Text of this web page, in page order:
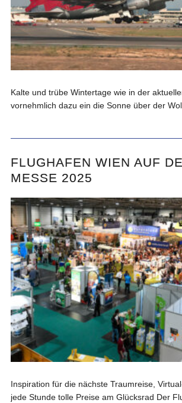
Kalte und trübe Wintertage wie in der
vornehmlich dazu ein die Sonne über der
FLUGHAFEN WIEN AUF
MESSE 2025
Inspiration für die nächste Traumreise,
jede Stunde tolle Preise am Glücksrad Der